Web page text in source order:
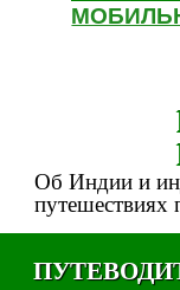
Об Индии и
путешествиях